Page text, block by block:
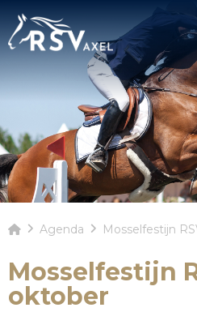
Agenda Mosselfestijn
Mosselfestijn
oktober